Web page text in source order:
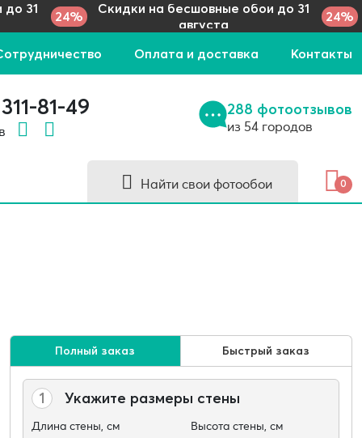
31
24%
Скидки на бесшовные обои до 31
августа
24%
Оплата и доставка Контакты
81-49 288 фотоотзывов
из 54 городов
Найти свои фотообои 0
Полный заказ Быстрый заказ
1 Укажите размеры стены
Длина стены, см Высота стены, см